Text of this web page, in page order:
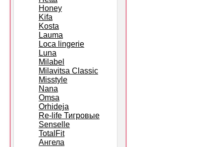
Honey
Kifa
Kosta
Lauma
Loca lingerie
Luna
Milabel
Milavitsa Classic
Misstyle
Nana
Omsa
Orhideja
Re-life Тигровые
Senselle
TotalFit
Ангела